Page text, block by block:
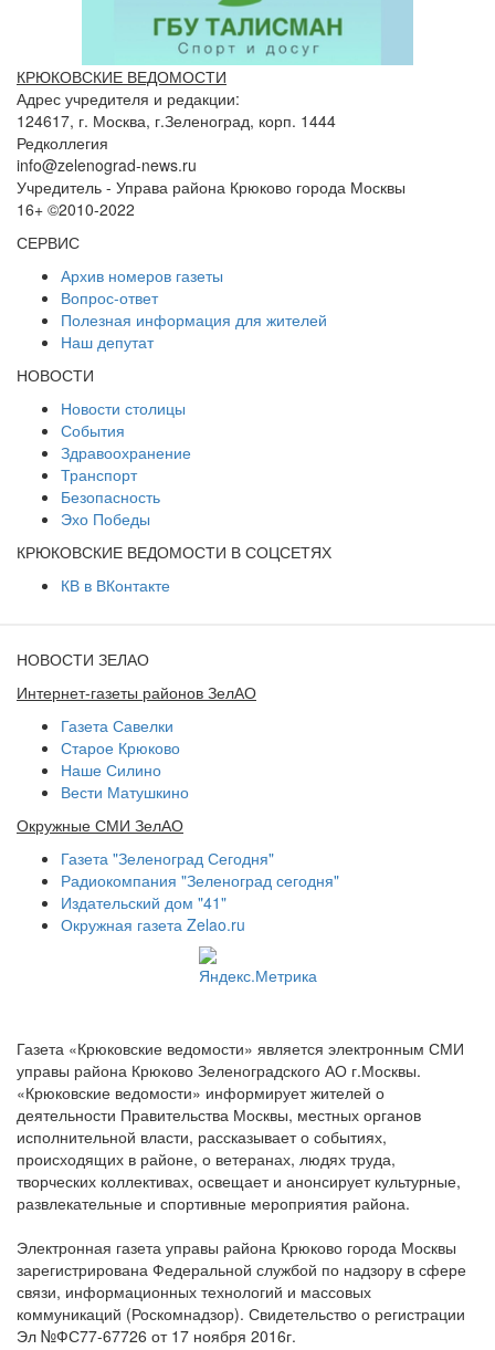
КРЮКОВСКИЕ ВЕДОМОСТИ
Адрес учредителя и редакции:
124617, г. Москва, г.Зеленоград, корп. 1444
Редколлегия
info@zelenograd-news.ru
Учредитель - Управа района Крюково города Москвы
16+ ©2010-2022
СЕРВИС
Архив номеров газеты
Вопрос-ответ
Полезная информация для жителей
Наш депутат
НОВОСТИ
Новости столицы
События
Здравоохранение
Транспорт
Безопасность
Эхо Победы
КРЮКОВСКИЕ ВЕДОМОСТИ В СОЦСЕТЯХ
КВ в ВКонтакте
НОВОСТИ ЗЕЛАО
Интернет-газеты районов ЗелАО
Газета Савелки
Старое Крюково
Наше Силино
Вести Матушкино
Окружные СМИ ЗелАО
Газета "Зеленоград Сегодня"
Радиокомпания "Зеленоград сегодня"
Издательский дом "41"
Окружная газета Zelao.ru
Газета «Крюковские ведомости» является электронным СМИ
управы района Крюково Зеленоградского АО г.Москвы.
«Крюковские ведомости» информирует жителей о
деятельности Правительства Москвы, местных органов
исполнительной власти, рассказывает о событиях,
происходящих в районе, о ветеранах, людях труда,
творческих коллективах, освещает и анонсирует культурные,
развлекательные и спортивные мероприятия района.
Электронная газета управы района Крюково города Москвы
зарегистрирована Федеральной службой по надзору в сфере
связи, информационных технологий и массовых
коммуникаций (Роскомнадзор). Свидетельство о регистрации
Эл №ФС77-67726 от 17 ноября 2016г.